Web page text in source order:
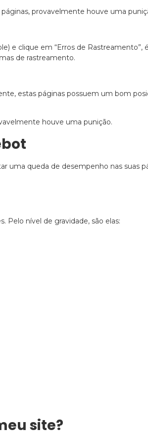
provavelmente houve uma
e clique em “Erros de Rastreamento”,
de rastreamento.
estas páginas possuem um bom
houve uma punição.
uma queda de desempenho nas suas
Pelo nível de gravidade, são elas:
site?